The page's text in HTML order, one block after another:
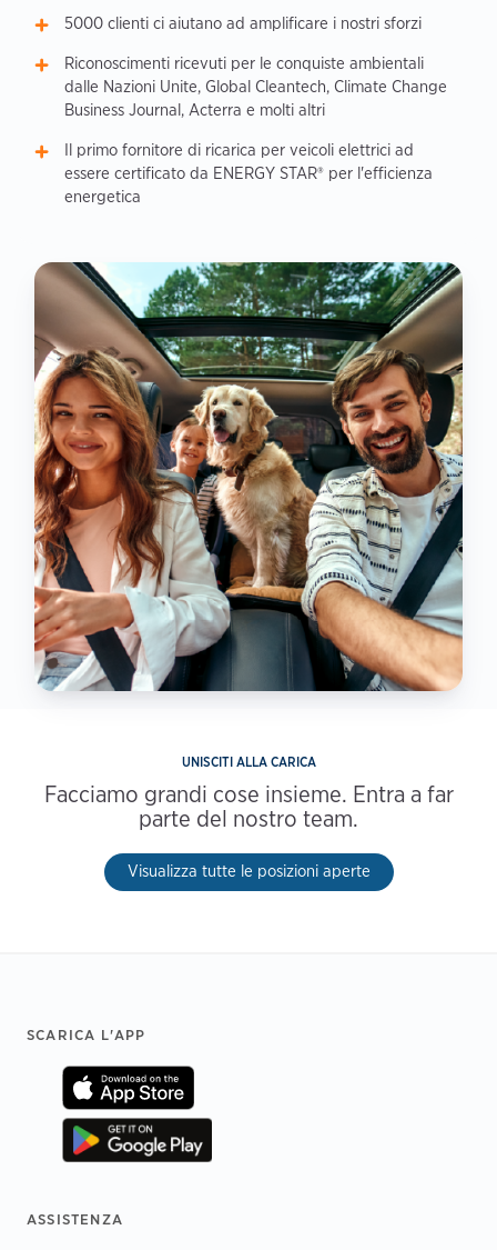
5000 clienti ci aiutano ad amplificare i nostri sforzi
Riconoscimenti ricevuti per le conquiste ambientali
dalle Nazioni Unite, Global Cleantech, Climate Change
Business Journal, Acterra e molti altri
Il primo fornitore di ricarica per veicoli elettrici ad
essere certificato da ENERGY STAR® per l'efficienza
energetica
UNISCITI ALLA CARICA
Facciamo grandi cose insieme. Entra a far
parte del nostro team.
Visualizza tutte le posizioni aperte
Footer
SCARICA L'APP
ASSISTENZA